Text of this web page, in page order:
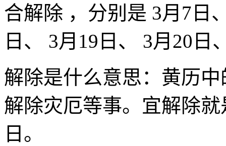
合解除 ，分别是 3月7日
日、 3月19日、 3月20日
解除是什么意思：黄历
解除灾厄等事。宜解除
日。